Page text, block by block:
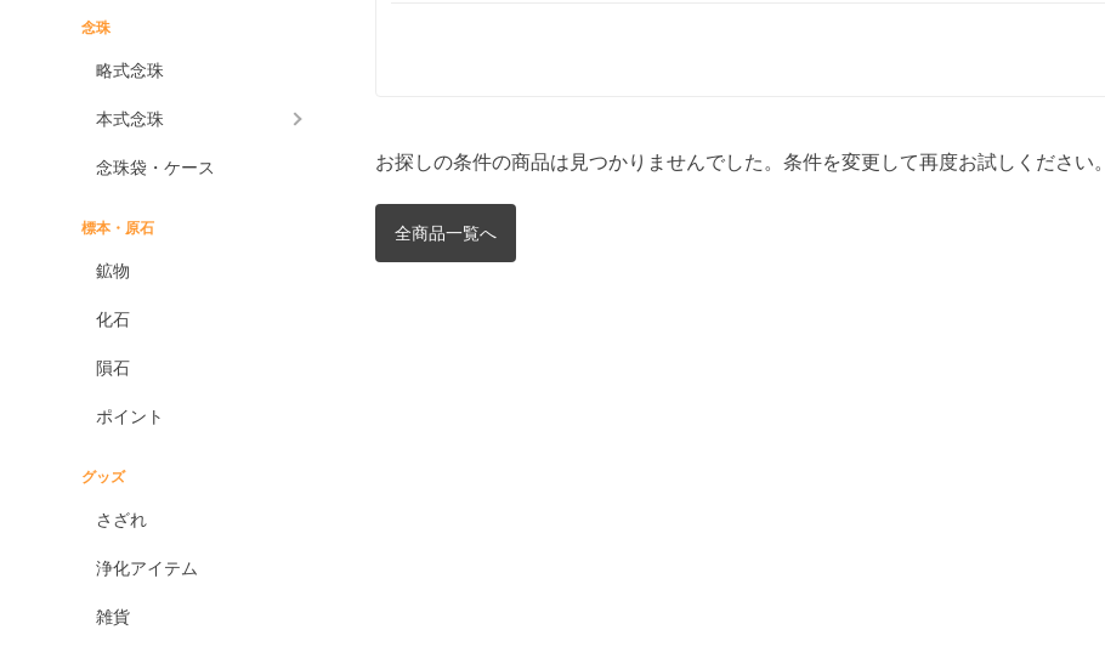
念珠
略式念珠
本式念珠
念珠袋・ケース
標本・原石
鉱物
化石
隕石
ポイント
グッズ
さざれ
浄化アイテム
雑貨
お探しの条件の商品は見つかりませんでした。条件を変更して再度お試しください。
全商品一覧へ